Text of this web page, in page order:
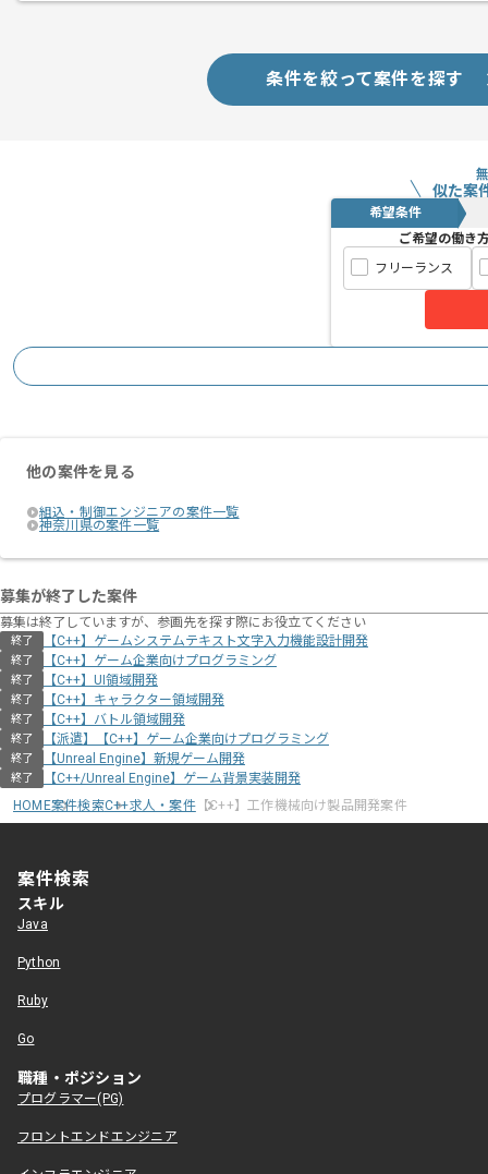
条件を絞って案件を探す
似た案
希望条件
ご希望の働き
フリーランス
他の案件を見る
組込・制御エンジニアの案件一覧
神奈川県の案件一覧
募集が終了した案件
募集は終了していますが、参画先を探す際にお役立てください
終了 【C++】ゲームシステムテキスト文字入力機能設計開発
終了 【C++】ゲーム企業向けプログラミング
終了 【C++】UI領域開発
終了 【C++】キャラクター領域開発
終了 【C++】バトル領域開発
終了 【派遣】【C++】ゲーム企業向けプログラミング
終了 【Unreal Engine】新規ゲーム開発
終了
【C++/Unreal Engine】ゲーム背景実装開発
HOME案件検索C++求人・案件【C++】工作機械向け製品開発案件
案件検索
スキル
Java
Python
Ruby
Go
職種・ポジション
プログラマー(PG)
フロントエンドエンジニア